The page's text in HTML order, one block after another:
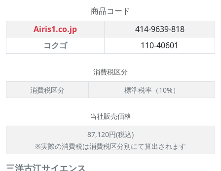
商品コード
Airis1.co.jp
414-9639-818
コクゴ
110-40601
消費税区分
消費税区分
標準税率（10%）
当社販売価格
87,120円(税込)
※実際の消費税は消費税区分別にて算出されます
三洋古江サイエンス